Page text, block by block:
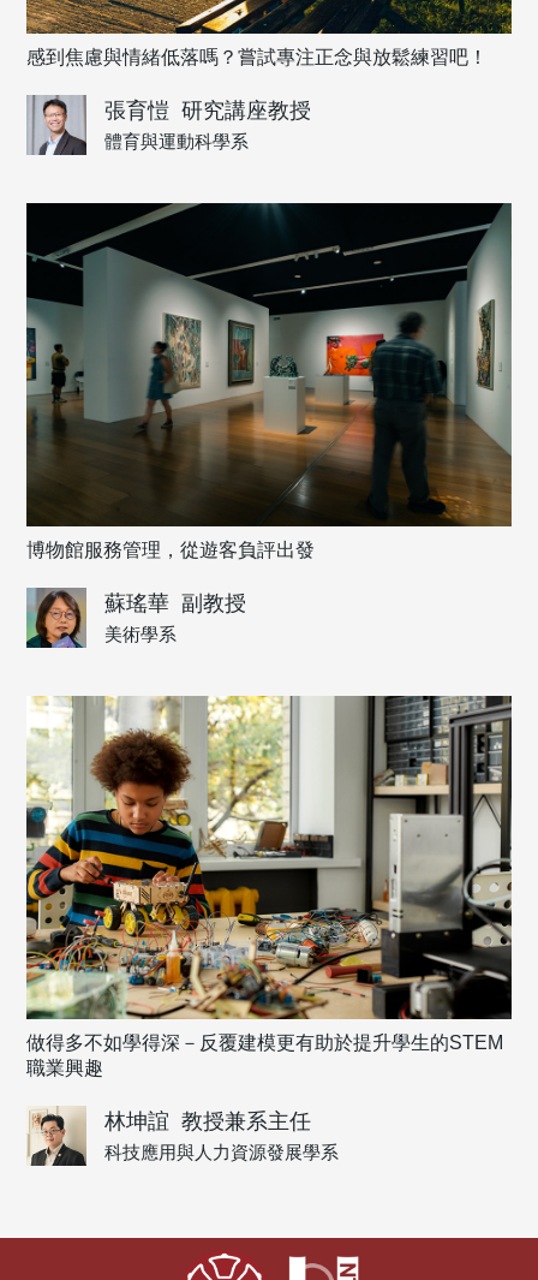
感到焦慮與情緒低落嗎？嘗試專注正念與放鬆練習吧！
張育愷 研究講座教授
體育與運動科學系
博物館服務管理，從遊客負評出發
蘇瑤華 副教授
美術學系
做得多不如學得深－反覆建模更有助於提升學生的STEM
職業興趣
林坤誼 教授兼系主任
科技應用與人力資源發展學系